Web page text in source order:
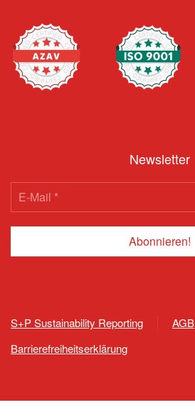
Newsletter
S+P Sustainability Reporting AGB
Barrierefreiheitserklärung